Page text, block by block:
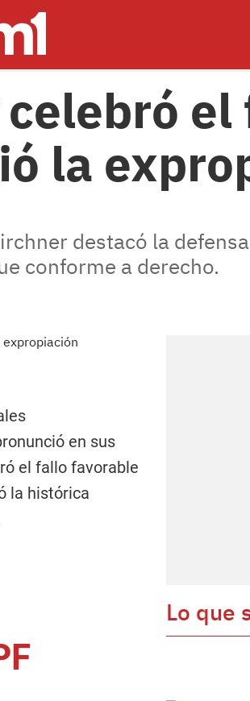
el
la
destacó la
conforme a derecho.
en sus
el fallo favorable
la histórica
Lo que